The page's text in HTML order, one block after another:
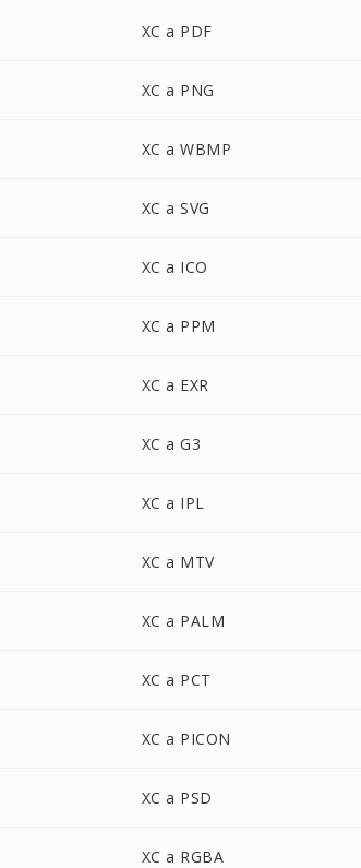
XC a PDF
XC a PNG
XC a WBMP
XC a SVG
XC a ICO
XC a PPM
XC a EXR
XC a G3
XC a IPL
XC a MTV
XC a PALM
XC a PCT
XC a PICON
XC a PSD
XC a RGBA